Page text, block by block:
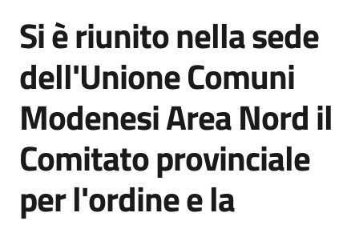
Amministrazione
Novità
Servizi
Documenti
Salta al contenuto
Si è riunito nella sede
dell'Unione Comuni
Modenesi Area Nord il
Comitato provinciale
per l'ordine e la